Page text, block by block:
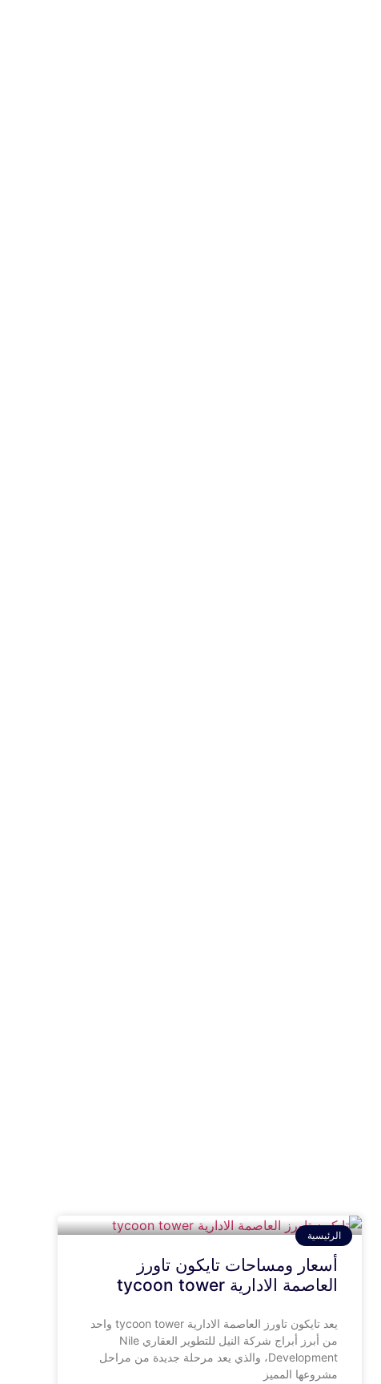
الرئيسية
أسعار ومساحات تايكون تاورز
العاصمة الادارية tycoon tower
يعد تايكون تاورز العاصمة الادارية tycoon tower واحد
من أبرز أبراج شركة النيل للتطوير العقاري Nile
Development، والذي يعد مرحلة جديدة من مراحل
مشروعها المميز